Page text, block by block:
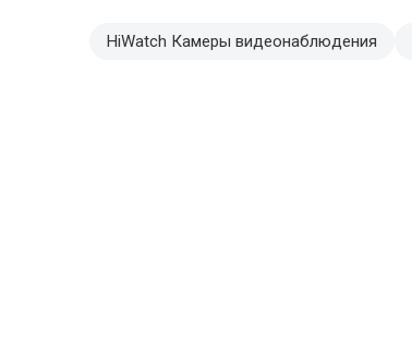
HiWatch Камеры видеонаблюдения